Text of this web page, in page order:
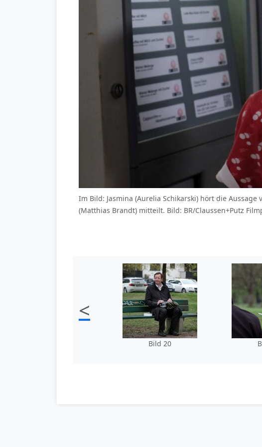
Im Bild: Jasmina (Aurelia Schikarski) hört die
(Matthias Brandt) mitteilt. Bild: BR/Claussen+Putz
<
Bild 20